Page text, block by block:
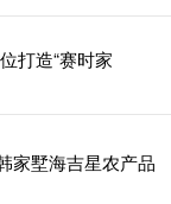
打造“赛时家
家墅海吉星农产品